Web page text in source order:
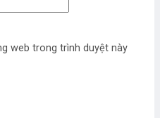
web trong trình duyệt này